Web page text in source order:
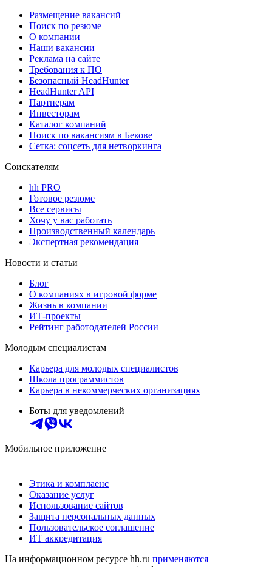
Размещение вакансий
Поиск по резюме
О компании
Наши вакансии
Реклама на сайте
Требования к ПО
Безопасный HeadHunter
HeadHunter API
Партнерам
Инвесторам
Каталог компаний
Поиск по вакансиям в Бекове
Сетка: соцсеть для нетворкинга
Соискателям
hh PRO
Готовое резюме
Все сервисы
Хочу у вас работать
Производственный календарь
Экспертная рекомендация
Новости и статьи
Блог
О компаниях в игровой форме
Жизнь в компании
ИТ-проекты
Рейтинг работодателей России
Молодым специалистам
Карьера для молодых специалистов
Школа программистов
Карьера в некоммерческих организациях
Боты для уведомлений
Мобильное приложение
Этика и комплаенс
Оказание услуг
Использование сайтов
Защита персональных данных
Пользовательское соглашение
ИТ аккредитация
На информационном ресурсе hh.ru применяются